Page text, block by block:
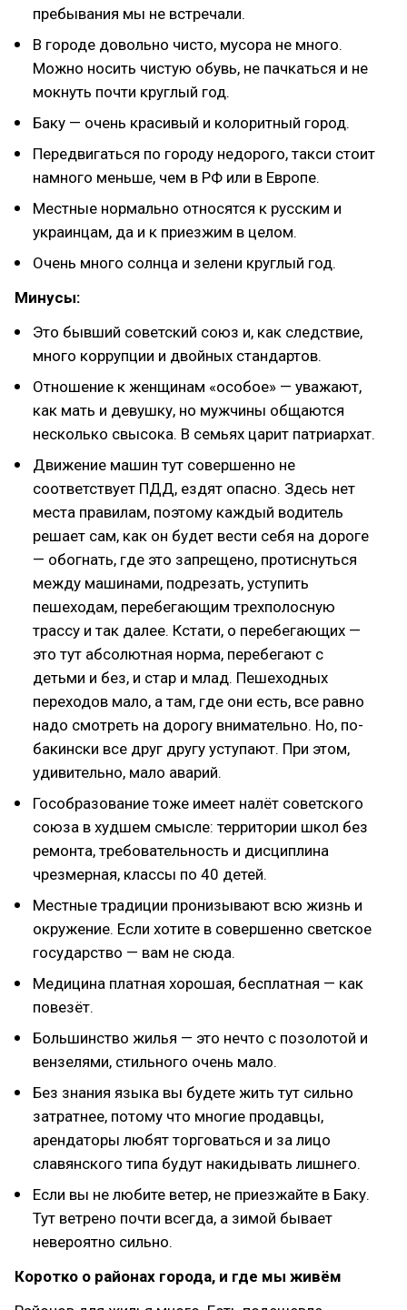
пребывания мы не встречали.
В городе довольно чисто, мусора не много.
Можно носить чистую обувь, не пачкаться и не
мокнуть почти круглый год.
Баку — очень красивый и колоритный город.
Передвигаться по городу недорого, такси стоит
намного меньше, чем в РФ или в Европе.
Местные нормально относятся к русским и
украинцам, да и к приезжим в целом.
Очень много солнца и зелени круглый год.
Минусы:
Это бывший советский союз и, как следствие,
много коррупции и двойных стандартов.
Отношение к женщинам «особое» — уважают,
как мать и девушку, но мужчины общаются
несколько свысока. В семьях царит патриархат.
Движение машин тут совершенно не
соответствует ПДД, ездят опасно. Здесь нет
места правилам, поэтому каждый водитель
решает сам, как он будет вести себя на дороге
— обогнать, где это запрещено, протиснуться
между машинами, подрезать, уступить
пешеходам, перебегающим трехполосную
трассу и так далее. Кстати, о перебегающих —
это тут абсолютная норма, перебегают с
детьми и без, и стар и млад. Пешеходных
переходов мало, а там, где они есть, все равно
надо смотреть на дорогу внимательно. Но, по-
бакински все друг другу уступают. При этом,
удивительно, мало аварий.
Гособразование тоже имеет налёт советского
союза в худшем смысле: территории школ без
ремонта, требовательность и дисциплина
чрезмерная, классы по 40 детей.
Местные традиции пронизывают всю жизнь и
окружение. Если хотите в совершенно светское
государство — вам не сюда.
Медицина платная хорошая, бесплатная — как
повезёт.
Большинство жилья — это нечто с позолотой и
вензелями, стильного очень мало.
Без знания языка вы будете жить тут сильно
затратнее, потому что многие продавцы,
арендаторы любят торговаться и за лицо
славянского типа будут накидывать лишнего.
Если вы не любите ветер, не приезжайте в Баку.
Тут ветрено почти всегда, а зимой бывает
невероятно сильно.
Коротко о районах города, и где мы живём